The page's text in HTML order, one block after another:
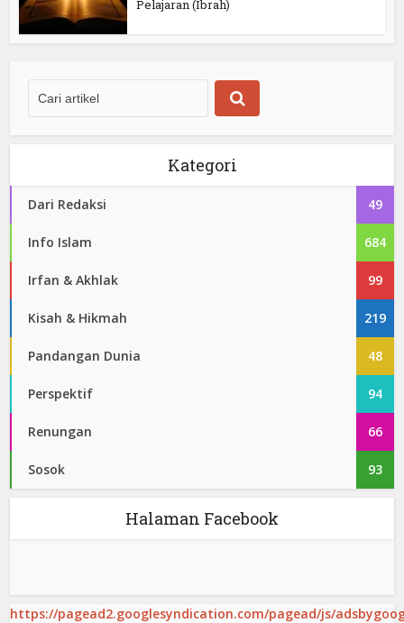
Pelajaran (Ibrah)
Kategori
Dari Redaksi 49
Info Islam 684
Irfan & Akhlak 99
Kisah & Hikmah 219
Pandangan Dunia 48
Perspektif 94
Renungan 66
Sosok 93
Halaman Facebook
https://pagead2.googlesyndication.com/pagead/js/